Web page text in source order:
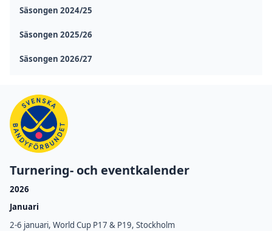
Säsongen 2024/25
Säsongen 2025/26
Säsongen 2026/27
Turnering- och eventkalender
2026
Januari
2-6 januari, World Cup P17 & P19, Stockholm